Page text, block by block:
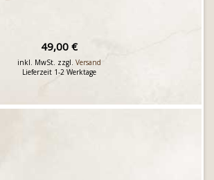
49,00 €
inkl. MwSt. zzgl. Versand
Lieferzeit 1-2 Werktage